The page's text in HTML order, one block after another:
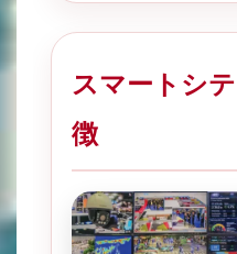
スマートシ
徴